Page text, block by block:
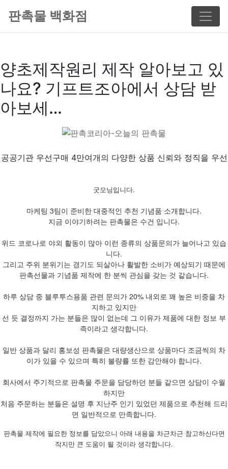
판촉물 백화점
양초제작원리 제작 알아보고 있
나요? 기프트조아에서 상담 받
아보세…
공공기관 우선구매 4만여개의 다양한 상품 신뢰와 정직을 우선
굿모닝입니다.
마케팅 3팀이 준비한 대중적인 추천 기념품 소개합니다.
지금 이야기하려는 판촉물은 수건 입니다.
위드 코로나로 야외 활동이 많아 이런 종류의 상품문의가 늘어나고 있습
니다.
그리고 주위 분위기는 경기도 되살아나 활발한 소비가 예상되기 때문에
판촉선물과 기념품 제작에 한 분씩 관심을 갖는 것 같습니다.
하루 상담 중 블루투스용품 관련 문의가 20% 내외로 꽤 높은 비중을 차
지하고 있지만
선 듯 결정까지 가는 분들은 많이 없는데 그 이유가 제품에 대한 정보 부
족이라고 생각합니다.
일반 상품과 달리 홍보성 판촉물은 대량생산으로 상품마다 조금씩의 차
이가 있을 수 있으며 특히 불량률 또한 감안해야 합니다.
회사에서 주기적으로 판촉물 주문을 담당하던 분들 같으면 상담이 수월
하지만
처음 주문하는 분들은 설명 후 지난주 인기 있었던 제품으로 추천해 드리
면 일반적으로 만족합니다.
판촉물 제작에 필요한 정보를 담았으니 아래 내용을 차근차근 참고하신다면
작지만 큰 도움이 될 것이라 생각합니다.